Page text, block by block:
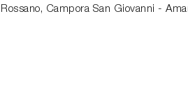
Rossano, Campora San Giovanni -